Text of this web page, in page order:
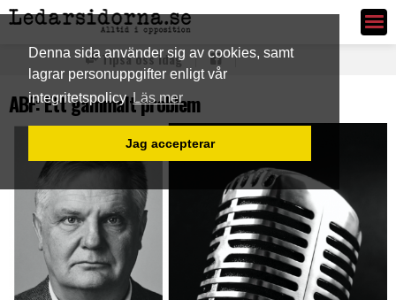
Denna sida använder sig av cookies, samt
lagrar personuppgifter enligt vår
integritetspolicy Läs mer
Jag accepterar
Ledarsidorna.se
Tipsa oss idag
ABF: Ett gammalt problem